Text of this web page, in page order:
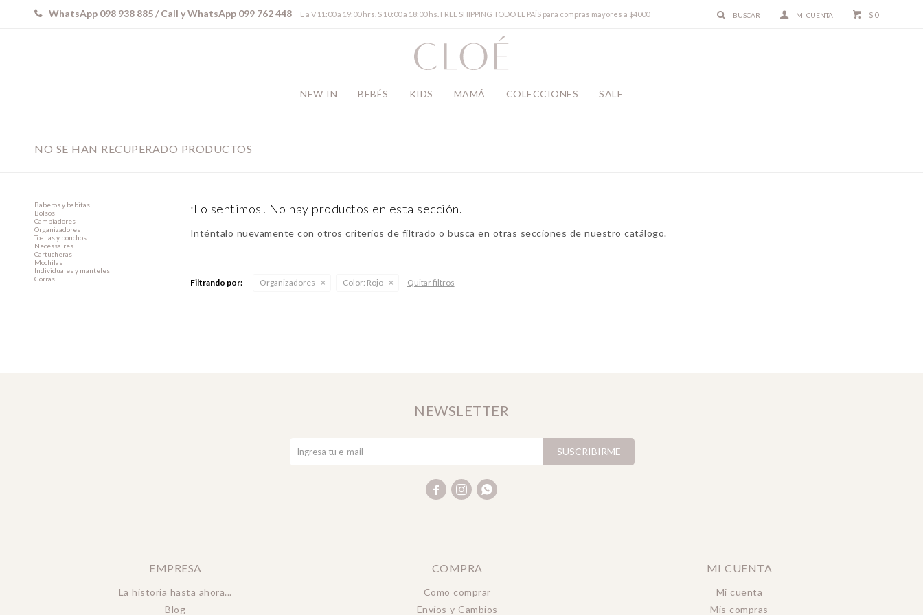
NEW IN BEBÉS KIDS MAMÁ COLECCIONES SALE
$ 0
WhatsApp 098 938 885 / Call y WhatsApp 099 762 448 L a V 11:00 a 19:00 hrs. S 10:00 a 18:00 hs. FREE SHIPPING TODO EL PAÍS para compras mayores a $4000
NO SE HAN RECUPERADO PRODUCTOS
¡Lo sentimos! No hay productos en esta sección.
Inténtalo nuevamente con otros criterios de filtrado o busca en otras secciones de nuestro catálogo.
Filtrando por: Organizadores Color: Rojo Quitar filtros
Baberos y babitas
Bolsos
Cambiadores
Organizadores
Toallas y ponchos
Necessaires
Cartucheras
Mochilas
Individuales y manteles
Gorras
EMPRESA
La historia hasta ahora...
Blog
COMPRA
Como comprar
Envíos y Cambios
MI CUENTA
Mi cuenta
Mis compras
NEWSLETTER
SUSCRIBIRME
  